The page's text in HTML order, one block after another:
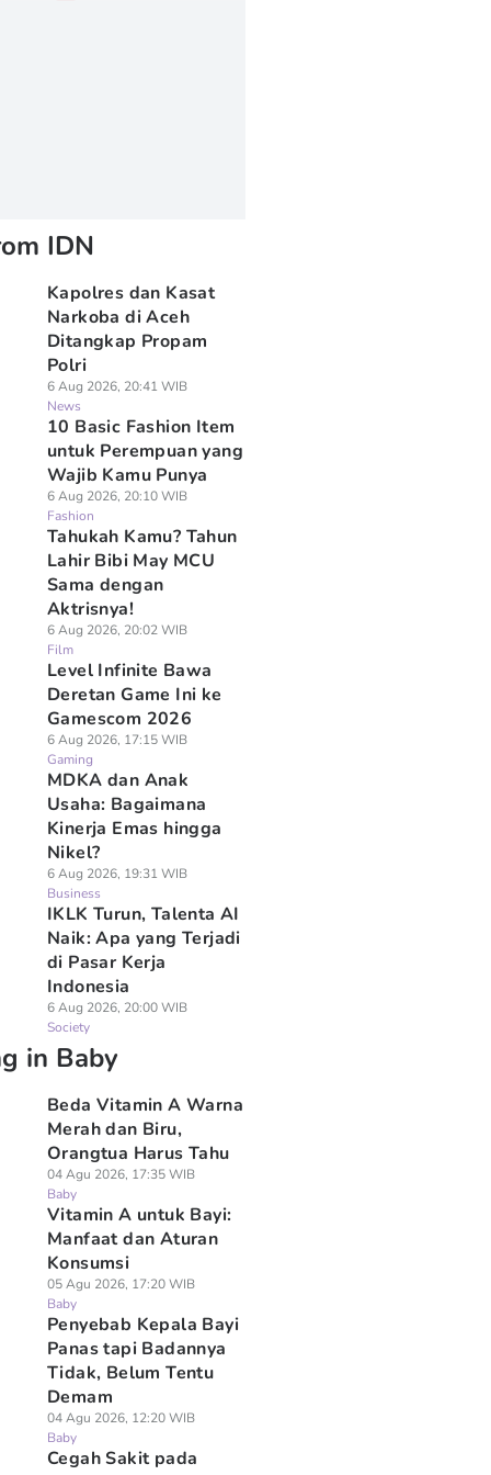
IDN
Kapolres dan Kasat
Narkoba di Aceh
Ditangkap Propam
Polri
6 Aug 2026, 20:41 WIB
News
10 Basic Fashion Item
untuk Perempuan yang
Wajib Kamu Punya
6 Aug 2026, 20:10 WIB
Fashion
Tahukah Kamu? Tahun
Lahir Bibi May MCU
Sama dengan
Aktrisnya!
6 Aug 2026, 20:02 WIB
Film
Level Infinite Bawa
Deretan Game Ini ke
Gamescom 2026
6 Aug 2026, 17:15 WIB
Gaming
MDKA dan Anak
Usaha: Bagaimana
Kinerja Emas hingga
Nikel?
6 Aug 2026, 19:31 WIB
Business
IKLK Turun, Talenta AI
Naik: Apa yang Terjadi
di Pasar Kerja
Indonesia
6 Aug 2026, 20:00 WIB
Society
in Baby
Beda Vitamin A Warna
Merah dan Biru,
Orangtua Harus Tahu
04 Agu 2026, 17:35 WIB
Baby
Vitamin A untuk Bayi:
Manfaat dan Aturan
Konsumsi
05 Agu 2026, 17:20 WIB
Baby
Penyebab Kepala Bayi
Panas tapi Badannya
Tidak, Belum Tentu
Demam
04 Agu 2026, 12:20 WIB
Baby
Cegah Sakit pada